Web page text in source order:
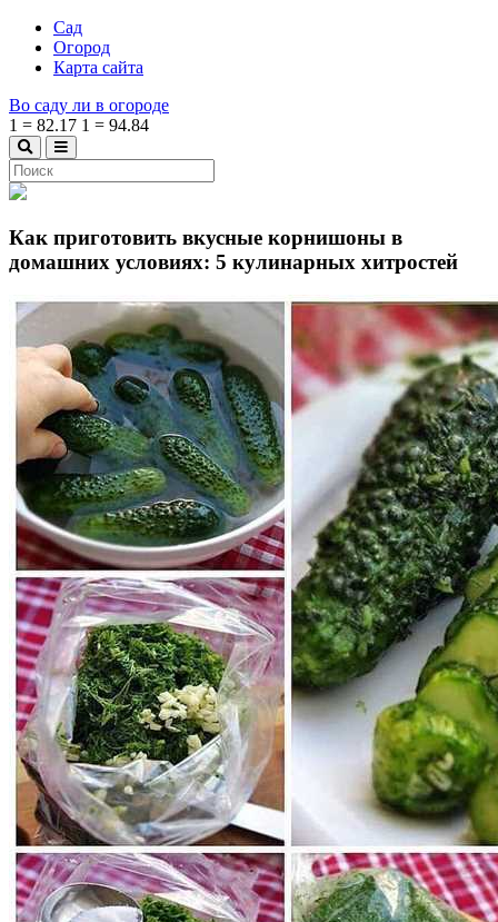
Сад
Огород
Карта сайта
Во саду ли в огороде
1 = 82.17 1 = 94.84
Как приготовить вкусные корнишоны в
домашних условиях: 5 кулинарных хитростей